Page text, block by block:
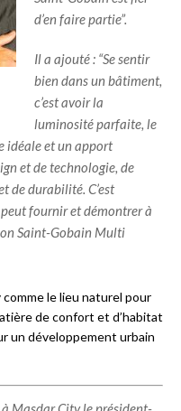
d’en faire partie”.
Il a ajouté : “Se sentir
bien dans un bâtiment,
c’est avoir la
luminosité parfaite, le
idéale et un apport
et de technologie, de
de durabilité. C’est
fournir et démontrer à
Saint-Gobain Multi
le lieu naturel pour
de confort et d’habitat
un développement urbain